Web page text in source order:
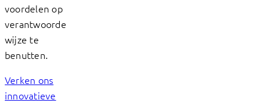
voordelen op
verantwoorde
wijze te
benutten.
Verken ons
innovatieve